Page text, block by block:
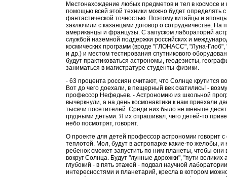
Местонахождение любых предметов и тел в космосе и
помощью всей этой техники можно будет определять с
фантастической точностью. Поэтому китайцы и
заключили с казанцами договор о сотрудничестве. На
американцы и французы. С запуском лабораторий
службой наземной поддержки российских и
космических программ (вроде "ГЛОНАСС", "Луна-Глоб",
и др.) и местом тестирования спутникового
будут практиковаться астрономы, геодезисты,
заниматься в магистратуре студенты-физики.
- 63 процента россиян считают, что Солнце крутится
Вот до чего доехали, в пещерный век скатились! -
профессор Нефедьев. - Астрономию из школьной
вычеркнули, а на день космонавтики к нам приехали
тысячи посетителей. Среди них было не меньше
грудными детьми. Я их спрашивал, чего детей-то
небо посмотрят, говорят.
О проекте для детей профессор астрономии говорит с
теплотой. Мол, будут в астропарке какие-то желобы, и
ребенок сможет запустить по ним планеты, чтобы они
вокруг Солнца. Будут "лунные дорожки", "пути великих
глубокий - в пять этажей - подвал научной
интересностями и планетарий, кресла в котором